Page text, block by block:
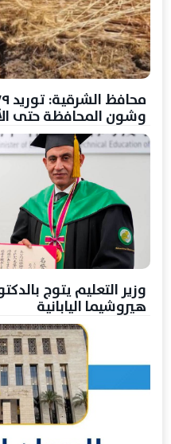
وشون المحافظة حتى
وزير التعليم يتوج
هيروشيما اليابانية